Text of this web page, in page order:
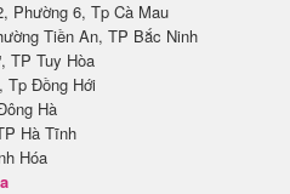
Phường 6, Tp Cà Mau
Tiền An, TP Bắc Ninh
TP Tuy Hòa
Tp Đồng Hới
Hà
Hà Tĩnh
Hóa